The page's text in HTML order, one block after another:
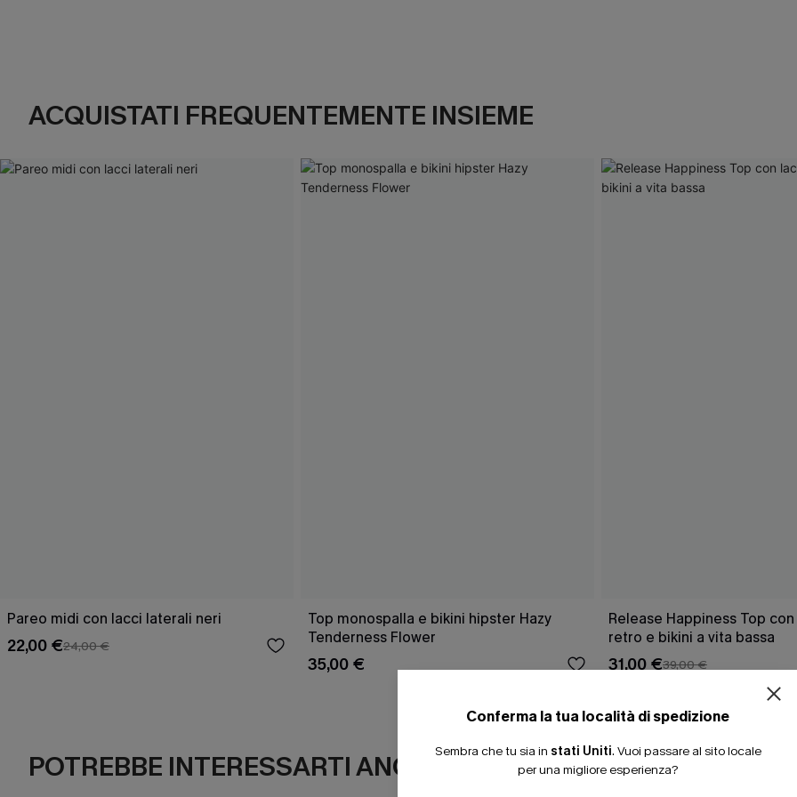
ACQUISTATI FREQUENTEMENTE INSIEME
Pareo midi con lacci laterali neri
22,00 €24,00 €
Top monospalla e bikini hipster Hazy
Tenderness Flower
35,00 €
Release Happiness Top
retro e bikini a vita bassa
31,00 €39,00 €
POTREBBE INTERESSARTI ANCHE
Conferma la tua località di spedizione
Sembra che tu sia in stati Uniti. Vuoi passare al sito locale
per una migliore esperienza?